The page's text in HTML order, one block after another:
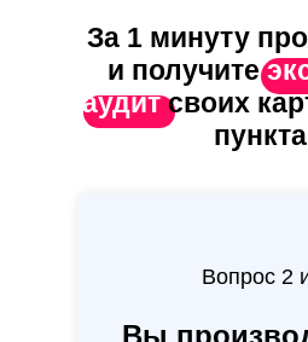
Вопрос 2
За 1 минуту
и получите
аудит своих